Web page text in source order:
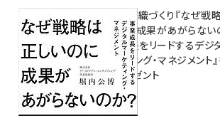
成果を生む組織づくり『なぜ戦
は正しいのに成果があがらない
か？ 事業成長をリードするデジ
ルマーケティング・マネジメント
3名様にプレゼント
8月7日 10:00